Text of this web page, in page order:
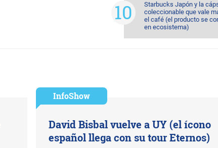
Starbucks Japón y la
coleccionable que vale
el café (el producto se
en ecosistema)
InfoShow
David Bisbal vuelve a UY (el ícono
español llega con su tour Eternos)